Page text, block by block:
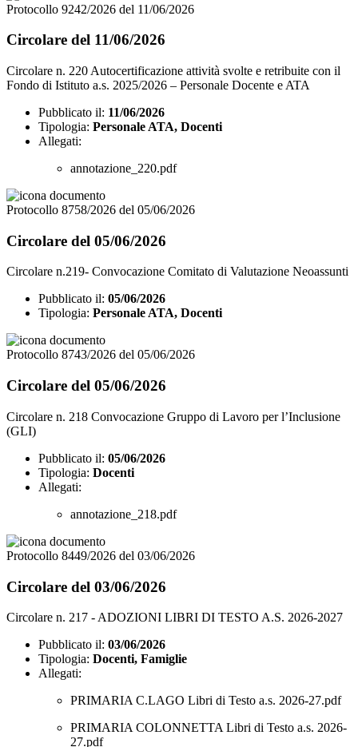
Protocollo 9242/2026 del 11/06/2026
Circolare del 11/06/2026
Circolare n. 220 Autocertificazione attività svolte e retribuite con il
Fondo di Istituto a.s. 2025/2026 – Personale Docente e ATA
Pubblicato il: 11/06/2026
Tipologia: Personale ATA, Docenti
Allegati:
annotazione_220.pdf
Protocollo 8758/2026 del 05/06/2026
Circolare del 05/06/2026
Circolare n.219- Convocazione Comitato di Valutazione Neoassunti
Pubblicato il: 05/06/2026
Tipologia: Personale ATA, Docenti
Protocollo 8743/2026 del 05/06/2026
Circolare del 05/06/2026
Circolare n. 218 Convocazione Gruppo di Lavoro per l’Inclusione
(GLI)
Pubblicato il: 05/06/2026
Tipologia: Docenti
Allegati:
annotazione_218.pdf
Protocollo 8449/2026 del 03/06/2026
Circolare del 03/06/2026
Circolare n. 217 - ADOZIONI LIBRI DI TESTO A.S. 2026-2027
Pubblicato il: 03/06/2026
Tipologia: Docenti, Famiglie
Allegati:
PRIMARIA C.LAGO Libri di Testo a.s. 2026-27.pdf
PRIMARIA COLONNETTA Libri di Testo a.s. 2026-
27.pdf